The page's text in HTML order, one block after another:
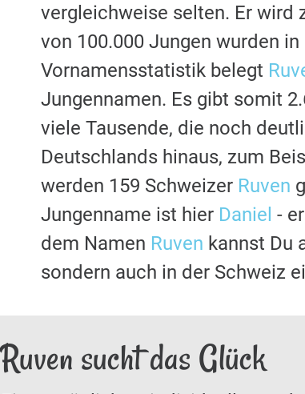
vergleichweise selten. Er wird
von 100.000 Jungen wurden
Vornamensstatistik belegt
Jungennamen. Es gibt somit
viele Tausende, die noch
Deutschlands hinaus, zum
werden 159 Schweizer Ruven
Jungenname ist hier Daniel -
dem Namen Ruven kannst Du
sondern auch in der Schweiz
Ruven sucht das Glück